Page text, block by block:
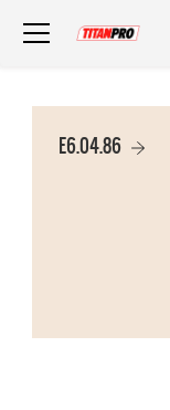
E6.04.86